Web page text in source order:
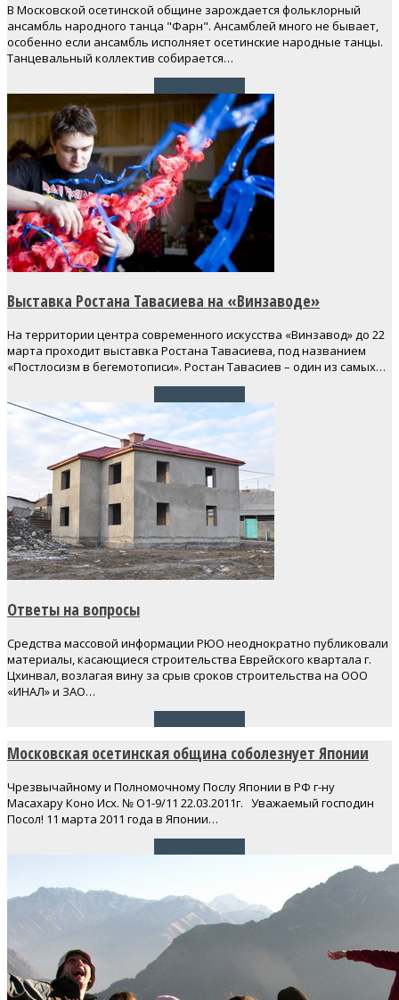
В Московской осетинской общине зарождается фольклорный
ансамбль народного танца "Фарн". Ансамблей много не бывает,
особенно если ансамбль исполняет осетинские народные танцы.
Танцевальный коллектив собирается…
Выставка Ростана Тавасиева на «Винзаводе»
На территории центра современного искусства «Винзавод» до 22
марта проходит выставка Ростана Тавасиева, под названием
«Постлосизм в бегемотописи». Ростан Тавасиев – один из самых…
Ответы на вопросы
Средства массовой информации РЮО неоднократно публиковали
материалы, касающиеся строительства Еврейского квартала г.
Цхинвал, возлагая вину за срыв сроков строительства на ООО
«ИНАЛ» и ЗАО…
Московская осетинская община соболезнует Японии
Чрезвычайному и Полномочному Послу Японии в РФ г-ну
Масахару Коно Исх. № О1-9/11 22.03.2011г. Уважаемый господин
Посол! 11 марта 2011 года в Японии…